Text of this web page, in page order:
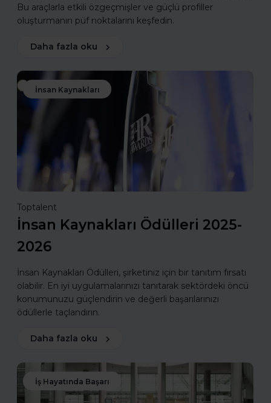
Bu araçlarla etkili özgeçmişler ve güçlü profiller
oluşturmanın püf noktalarını keşfedin.
Daha fazla oku
İnsan Kaynakları
Toptalent
İnsan Kaynakları Ödülleri 2025-
2026
İnsan Kaynakları Ödülleri, şirketiniz için bir tanıtım fırsatı
olabilir. En iyi uygulamalarınızı tanıtarak sektördeki öncü
konumunuzu güçlendirin ve değerli başarılarınızı
ödüllerle taçlandırın.
Daha fazla oku
İş Hayatında Başarı